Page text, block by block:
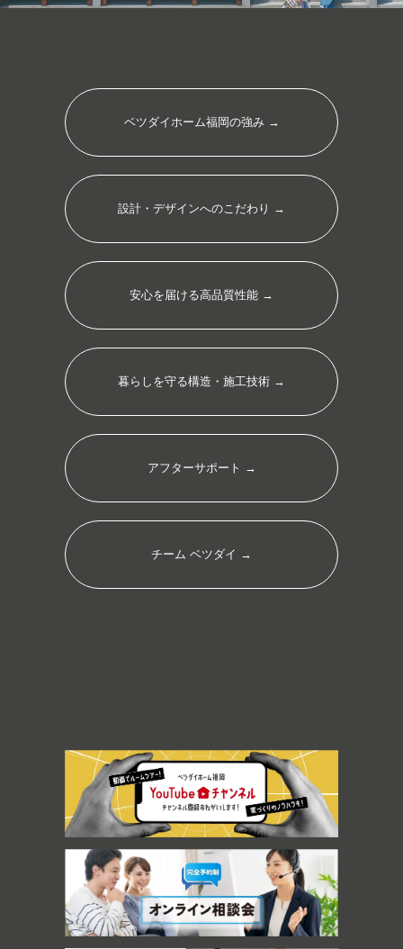
ベツダイホーム福岡の強み →
設計・デザインへのこだわり →
安⼼を届ける⾼品質性能 →
暮らしを守る構造・施⼯技術 →
アフターサポート →
チーム ベツダイ →